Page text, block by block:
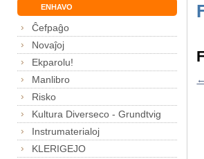
ENHAVO
Ĉefpaĝo
Novaĵoj
Ekparolu!
Manlibro
Risko
Kultura Diverseco - Grundtvig
Instrumaterialoj
KLERIGEJO